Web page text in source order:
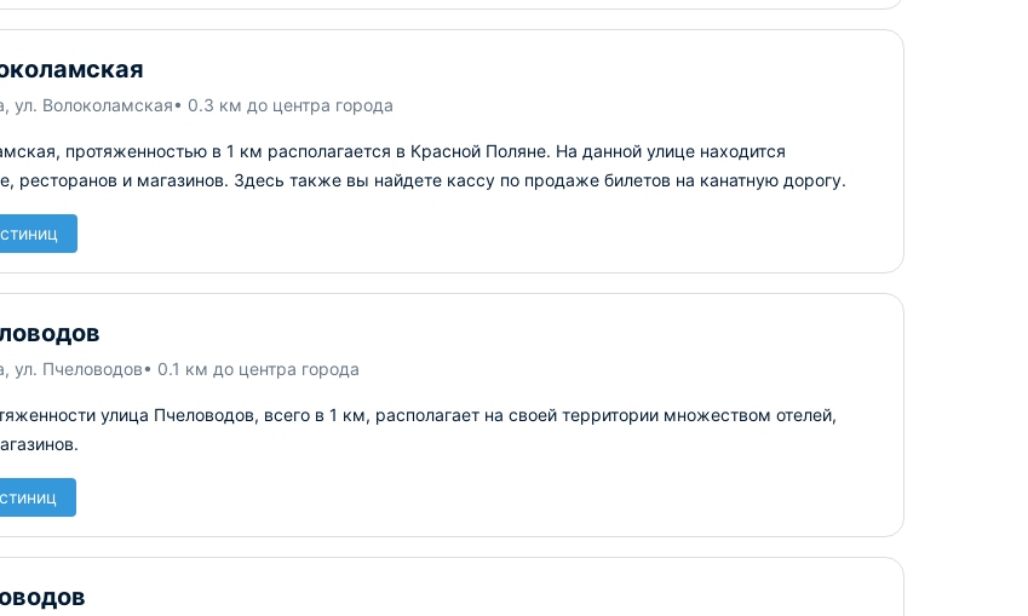
ул. Волоколамская• 0.3 км до центра города
протяженностью в 1 км располагается в Красной Поляне. На данной улице находится
ресторанов и магазинов. Здесь также вы найдете кассу по продаже билетов на канатную дорогу.
ул. Пчеловодов• 0.1 км до центра города
улица Пчеловодов, всего в 1 км, располагает на своей территории множеством отелей,